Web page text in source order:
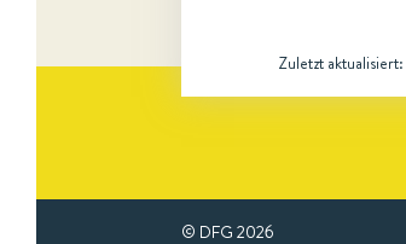
Zuletzt aktualisiert:
© DFG 2026